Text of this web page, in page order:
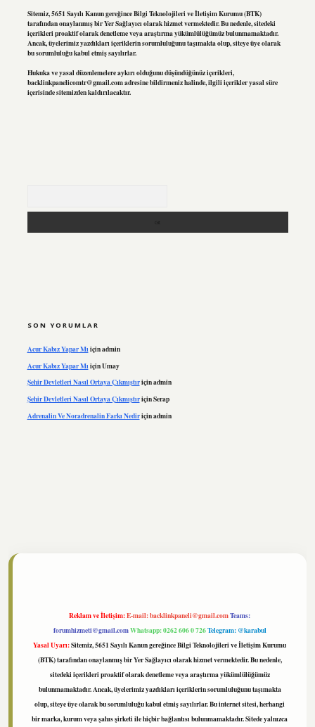
Sitemiz, 5651 Sayılı Kanun gereğince Bilgi Teknolojileri ve İletişim Kurumu (BTK)
tarafından onaylanmış bir Yer Sağlayıcı olarak hizmet vermektedir. Bu nedenle, sitedeki
içerikleri proaktif olarak denetleme veya araştırma yükümlülüğümüz bulunmamaktadır.
Ancak, üyelerimiz yazdıkları içeriklerin sorumluluğunu taşımakta olup, siteye üye olarak
bu sorumluluğu kabul etmiş sayılırlar.
Hukuka ve yasal düzenlemelere aykırı olduğunu düşündüğünüz içerikleri,
backlinkpanelicomtr@gmail.comadresine bildirmeniz halinde, ilgili içerikler yasal süre
içerisinde sitemizden kaldırılacaktır.
SON YORUMLAR
Acur Kabız Yapar Mıiçinadmin
Acur Kabız Yapar Mı içinUmay
Şehir Devletleri Nasıl Ortaya Çıkmıştıriçinadmin
Şehir Devletleri Nasıl Ortaya ÇıkmıştıriçinSerap
Adrenalin Ve Noradrenalin Farkı Nediriçinadmin
Reklam ve İletişim:E-mail:backlinkpaneli@gmail.comTeams:
forumhizmeti@gmail.comWhatsapp: 0262 606 0 726Telegram: @karabul
Yasal Uyarı:Sitemiz, 5651 Sayılı Kanun gereğince Bilgi Teknolojileri ve İletişim Kurumu
(BTK) tarafından onaylanmış bir Yer Sağlayıcı olarak hizmet vermektedir. Bu nedenle,
sitedeki içerikleri proaktif olarak denetleme veya araştırma yükümlülüğümüz
bulunmamaktadır. Ancak, üyelerimiz yazdıkları içeriklerin sorumluluğunu taşımakta
olup, siteye üye olarak bu sorumluluğu kabul etmiş sayılırlar. Bu internet sitesi, herhangi
bir marka, kurum veya şahıs şirketi ile hiçbir bağlantısı bulunmamaktadır. Sitede yalnızca